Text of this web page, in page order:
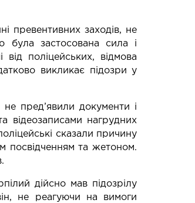
превентивних заходів, не
була застосована сила і
поліцейських, відмова
викликає підозри у
пред’явили документи і
відеозаписами нагрудних
сказали причину
посвідченням та жетоном.
дійсно мав підозрілу
не реагуючи на вимоги